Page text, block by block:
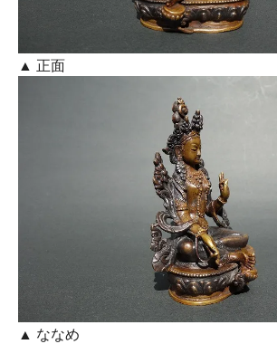
▲ 正面
▲ ななめ